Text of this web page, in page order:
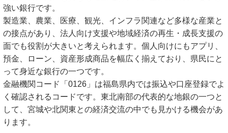
強い銀行です。
製造業、農業、医療、観光、インフラ関連など多様な産業と
の接点があり、法人向け支援や地域経済の再生・成長支援の
面でも役割が大きいと考えられます。個人向けにもアプリ、
預金、ローン、資産形成商品を幅広く揃えており、県民にと
って身近な銀行の一つです。
金融機関コード「0126」は福島県内では振込や口座登録でよ
く確認されるコードです。東北南部の代表的な地銀の一つと
して、宮城や北関東との経済交流の中でも見かける機会があ
ります。